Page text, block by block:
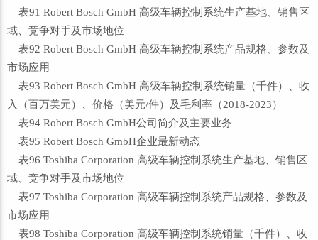
表91 Robert Bosch GmbH 高级车辆控制系统生产基地、销售区
域、竞争对手及市场地位
表92 Robert Bosch GmbH 高级车辆控制系统产品规格、参数及
市场应用
表93 Robert Bosch GmbH 高级车辆控制系统销量（千件）、收
入（百万美元）、价格（美元/件）及毛利率（2018-2023）
表94 Robert Bosch GmbH公司简介及主要业务
表95 Robert Bosch GmbH企业最新动态
表96 Toshiba Corporation 高级车辆控制系统生产基地、销售区
域、竞争对手及市场地位
表97 Toshiba Corporation 高级车辆控制系统产品规格、参数及
市场应用
表98 Toshiba Corporation 高级车辆控制系统销量（千件）、收